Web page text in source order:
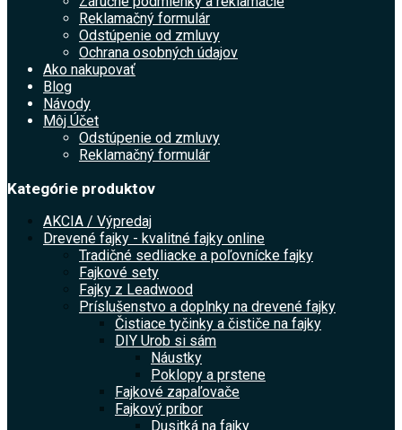
Reklamačný formulár
Odstúpenie od zmluvy
Ochrana osobných údajov
Ako nakupovať
Blog
Návody
Môj Účet
Odstúpenie od zmluvy
Reklamačný formulár
Kategórie produktov
AKCIA / Výpredaj
Drevené fajky - kvalitné fajky online
Tradičné sedliacke a poľovnícke fajky
Fajkové sety
Fajky z Leadwood
Príslušenstvo a doplnky na drevené fajky
Čistiace tyčinky a čističe na fajky
DIY Urob si sám
Náustky
Poklopy a prstene
Fajkové zapaľovače
Fajkový príbor
Dusitká na fajky